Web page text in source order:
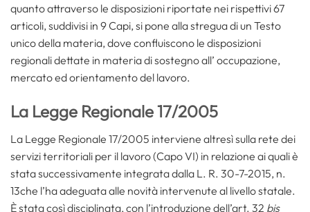
quanto attraverso le disposizioni riportate nei rispettivi 67
articoli, suddivisi in 9 Capi, si pone alla stregua di un Testo
unico della materia, dove confluiscono le disposizioni
regionali dettate in materia di sostegno all’ occupazione,
mercato ed orientamento del lavoro.
La Legge Regionale 17/2005
La Legge Regionale 17/2005 interviene altresì sulla rete dei
servizi territoriali per il lavoro (Capo VI) in relazione ai quali è
stata successivamente integrata dalla L. R. 30-7-2015, n.
13che l’ha adeguata alle novità intervenute al livello statale.
È stata così disciplinata, con l’introduzione dell’art. 32 bis